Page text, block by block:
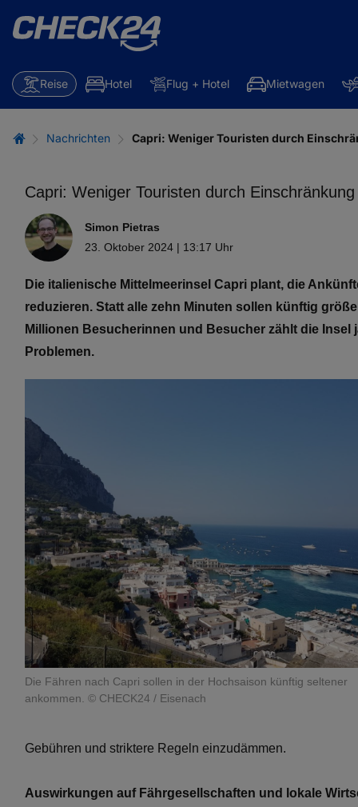
Reise Hotel Flug + Hotel Mietwagen
Nachrichten Capri: Weniger Touristen durch
Capri: Weniger Touristen durch
Simon Pietras
23. Oktober 2024 | 13:17 Uhr
Die italienische Mittelmeerinsel Capri plant, die
reduzieren. Statt alle zehn Minuten sollen künftig
Millionen Besucherinnen und Besucher zählt die
Problemen.
Die Fähren nach Capri sollen in der Hochsaison künftig seltener
ankommen. © CHECK24 / Eisenach
Gebühren und striktere Regeln einzudämmen.
Auswirkungen auf Fährgesellschaften und lokale